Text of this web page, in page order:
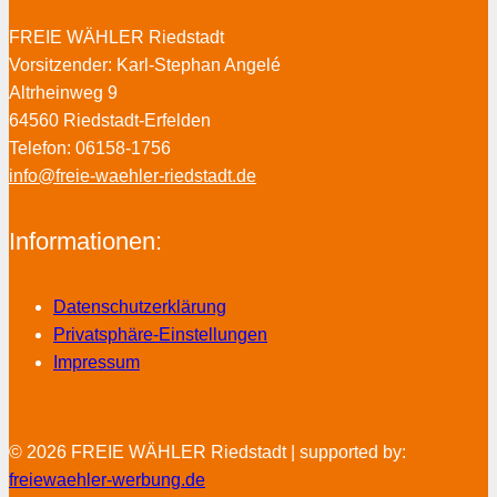
FREIE WÄHLER Riedstadt
Vorsitzender: Karl-Stephan Angelé
Altrheinweg 9
64560 Riedstadt-Erfelden
Telefon: 06158-1756
info@freie-waehler-riedstadt.de
Informationen:
Datenschutzerklärung
Privatsphäre-Einstellungen
Impressum
© 2026 FREIE WÄHLER Riedstadt | supported by:
freiewaehler-werbung.de